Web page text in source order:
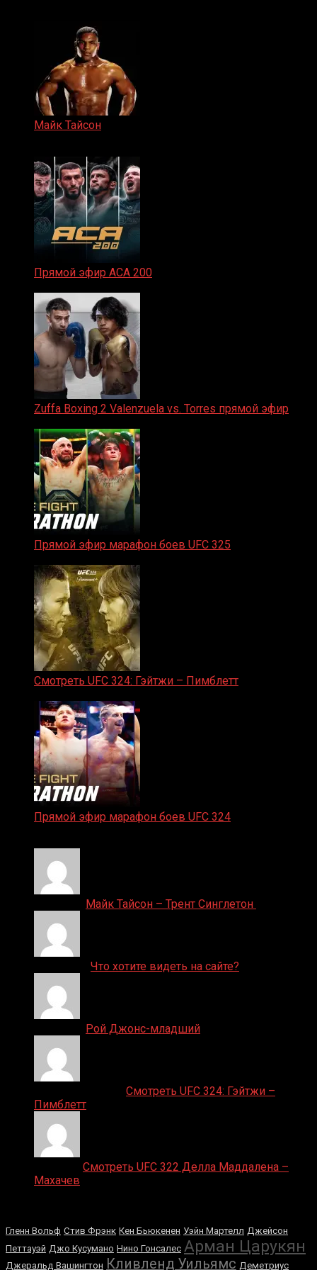
Майк Тайсон
Прямой эфир ACA 200
Zuffa Boxing 2 Valenzuela vs. Torres прямой эфир
Прямой эфир марафон боев UFC 325
Смотреть UFC 324: Гэйтжи – Пимблетт
Прямой эфир марафон боев UFC 324
Майк Тайсон – Трент Синглетон
Что хотите видеть на сайте?
Рой Джонс-младший
Смотреть UFC 324: Гэйтжи –
Пимблетт
Смотреть UFC 322 Делла Маддалена –
Махачев
Гленн Вольф Стив Фрэнк Кен Бьюкенен Уэйн Мартелл Джейсон
Петтауэй Джо Кусумано Нино Гонсалес Арман Царукян
Джеральд Вашингтон Кливленд Уильямс Деметриус